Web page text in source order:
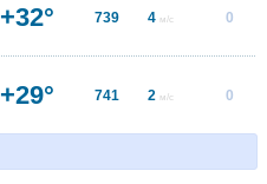
+32° 739 4 м/с 0
+29° 741 2 м/с 0